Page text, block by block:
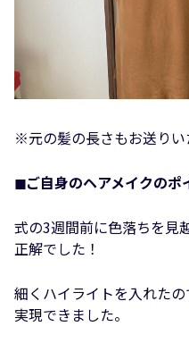
※元の髪の長さもお送りい
◼︎ご自身のヘアメイクの
式の3週間前に色落ちを見
正解でした！
細くハイライトを入れた
実現できました。